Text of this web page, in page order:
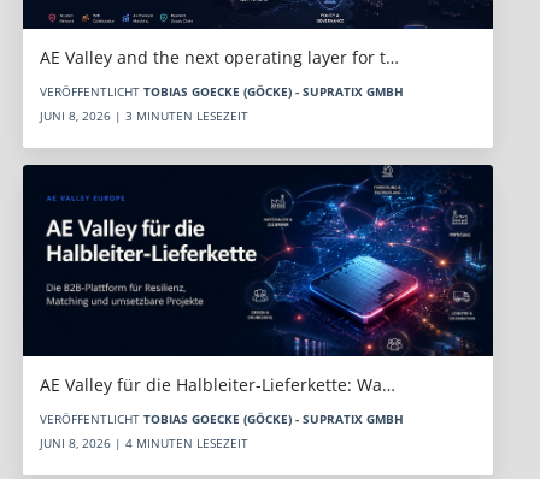
AE Valley and the next operating layer for t…
VERÖFFENTLICHT TOBIAS GOECKE (GÖCKE) - SUPRATIX GMBH
JUNI 8, 2026 | 3 MINUTEN LESEZEIT
AE Valley für die Halbleiter-Lieferkette: Wa…
VERÖFFENTLICHT TOBIAS GOECKE (GÖCKE) - SUPRATIX GMBH
JUNI 8, 2026 | 4 MINUTEN LESEZEIT